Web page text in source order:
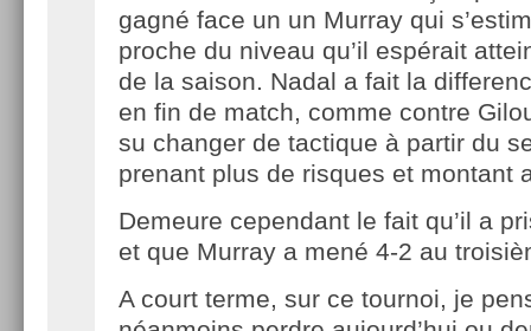
gagné face un un Murray qui
proche du niveau qu’il espérait
de la saison. Nadal a fait la
en fin de match, comme contre
su changer de tactique à partir du
prenant plus de risques et montant
Demeure cependant le fait qu’il a
et que Murray a mené 4-2 au
A court terme, sur ce tournoi, je